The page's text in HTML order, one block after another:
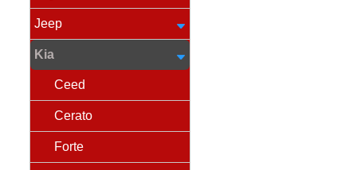
Jeep
Kia
Ceed
Cerato
Forte